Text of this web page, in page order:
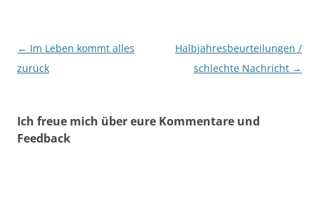
Beitragsnavigation
← Im Leben kommt alles
zurück
Halbjahresbeurteilungen /
schlechte Nachricht →
Ich freue mich über eure Kommentare und
Feedback